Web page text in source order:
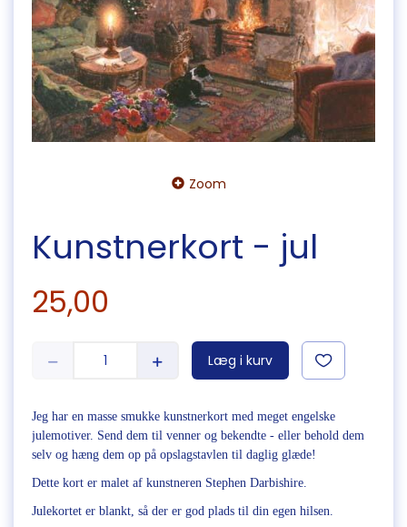
Zoom
Kunstnerkort - jul
25,00
Læg i kurv
Jeg har en masse smukke kunstnerkort med meget engelske
julemotiver. Send dem til venner og bekendte - eller behold dem
selv og hæng dem op på opslagstavlen til daglig glæde!
Dette kort er malet af kunstneren Stephen Darbishire.
Julekortet er blankt, så der er god plads til din egen hilsen.